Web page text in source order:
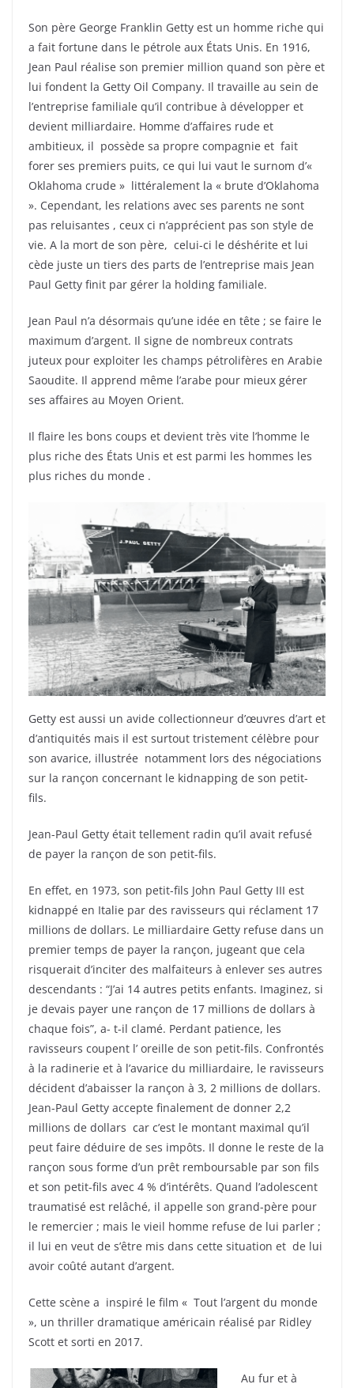
Son père George Franklin Getty est un homme riche qui
a fait fortune dans le pétrole aux États Unis. En 1916,
Jean Paul réalise son premier million quand son père et
lui fondent la Getty Oil Company. Il travaille au sein de
l’entreprise familiale qu’il contribue à développer et
devient milliardaire. Homme d’affaires rude et
ambitieux, il possède sa propre compagnie et fait
forer ses premiers puits, ce qui lui vaut le surnom d’«
Oklahoma crude » littéralement la « brute d’Oklahoma
». Cependant, les relations avec ses parents ne sont
pas reluisantes , ceux ci n’apprécient pas son style de
vie. A la mort de son père, celui-ci le déshérite et lui
cède juste un tiers des parts de l’entreprise mais Jean
Paul Getty finit par gérer la holding familiale.
Jean Paul n’a désormais qu’une idée en tête ; se faire le
maximum d’argent. Il signe de nombreux contrats
juteux pour exploiter les champs pétrolifères en Arabie
Saoudite. Il apprend même l’arabe pour mieux gérer
ses affaires au Moyen Orient.
Il flaire les bons coups et devient très vite l’homme le
plus riche des États Unis et est parmi les hommes les
plus riches du monde .
Getty est aussi un avide collectionneur d’œuvres d’art et
d’antiquités mais il est surtout tristement célèbre pour
son avarice, illustrée notamment lors des négociations
sur la rançon concernant le kidnapping de son petit-
fils.
Jean-Paul Getty était tellement radin qu’il avait refusé
de payer la rançon de son petit-fils.
En effet, en 1973, son petit-fils John Paul Getty III est
kidnappé en Italie par des ravisseurs qui réclament 17
millions de dollars. Le milliardaire Getty refuse dans un
premier temps de payer la rançon, jugeant que cela
risquerait d’inciter des malfaiteurs à enlever ses autres
descendants : “J’ai 14 autres petits enfants. Imaginez, si
je devais payer une rançon de 17 millions de dollars à
chaque fois”, a- t-il clamé. Perdant patience, les
ravisseurs coupent l’ oreille de son petit-fils. Confrontés
à la radinerie et à l’avarice du milliardaire, le ravisseurs
décident d’abaisser la rançon à 3, 2 millions de dollars.
Jean-Paul Getty accepte finalement de donner 2,2
millions de dollars car c’est le montant maximal qu’il
peut faire déduire de ses impôts. Il donne le reste de la
rançon sous forme d’un prêt remboursable par son fils
et son petit-fils avec 4 % d’intérêts. Quand l’adolescent
traumatisé est relâché, il appelle son grand-père pour
le remercier ; mais le vieil homme refuse de lui parler ;
il lui en veut de s’être mis dans cette situation et de lui
avoir coûté autant d’argent.
Cette scène a inspiré le film « Tout l’argent du monde
», un thriller dramatique américain réalisé par Ridley
Scott et sorti en 2017.
Au fur et à